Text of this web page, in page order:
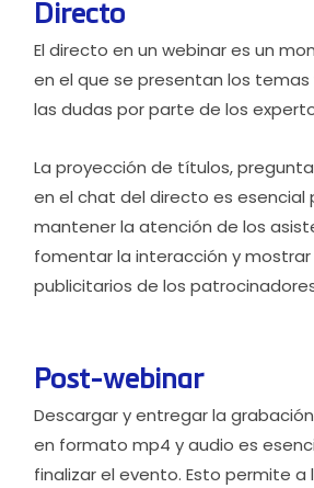
Directo
El directo en un webinar es un
en el que se presentan los temas
las dudas por parte de los
La proyección de títulos,
en el chat del directo es esencial
mantener la atención de los
fomentar la interacción y mostrar
publicitarios de los
Post-webinar
Descargar y entregar la
en formato mp4 y audio es
finalizar el evento. Esto permite